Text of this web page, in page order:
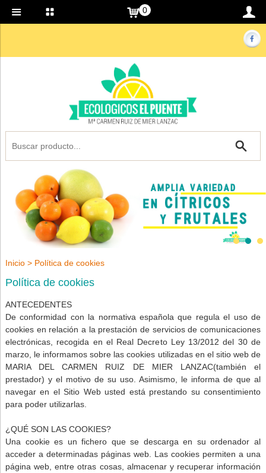
0
1 2 3
Inicio> Política de cookies
Política de cookies
ANTECEDENTES
De conformidad con la normativa española que regula el uso de
cookies en relación a la prestación de servicios de comunicaciones
electrónicas, recogida en el Real Decreto Ley 13/2012 del 30 de
marzo, le informamos sobre las cookies utilizadas en el sitio web de
MARIA DEL CARMEN RUIZ DE MIER LANZAC(también el
prestador) y el motivo de su uso. Asimismo, le informa de que al
navegar en el Sitio Web usted está prestando su consentimiento
para poder utilizarlas.
¿QUÉ SON LAS COOKIES?
Una cookie es un fichero que se descarga en su ordenador al
acceder a determinadas páginas web. Las cookies permiten a una
página web, entre otras cosas, almacenar y recuperar información